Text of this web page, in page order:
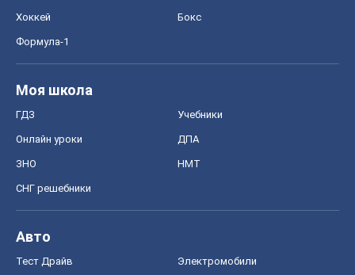
Хоккей Бокс
Формула-1
Моя школа
ГДЗ Учебники
Онлайн уроки ДПА
ЗНО НМТ
СНГ решебники
Авто
Тест Драйв Электромобили